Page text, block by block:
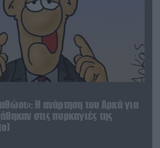
Η ανάρτηση του Αρκά για
στις πυρκαγιές της